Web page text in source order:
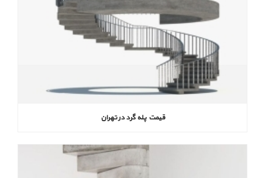
قیمت پله گرد در تهران